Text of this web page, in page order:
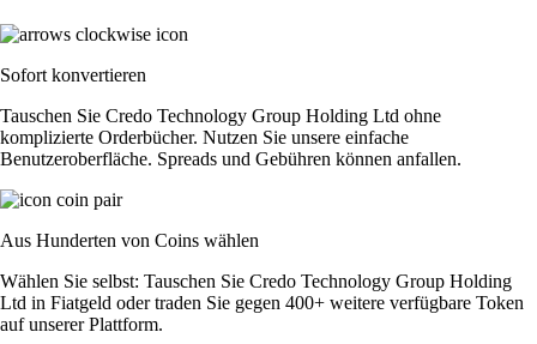
Sofort konvertieren
Tauschen Sie Credo Technology Group Holding Ltd ohne
komplizierte Orderbücher. Nutzen Sie unsere einfache
Benutzeroberfläche. Spreads und Gebühren können anfallen.
Aus Hunderten von Coins wählen
Wählen Sie selbst: Tauschen Sie Credo Technology Group Holding
Ltd in Fiatgeld oder traden Sie gegen 400+ weitere verfügbare Token
auf unserer Plattform.